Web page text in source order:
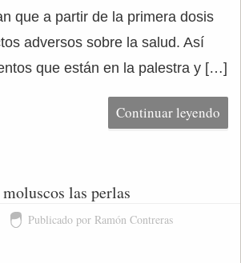
que a partir de la primera dosis
adversos sobre la salud. Así
que están en la palestra y […]
Continuar leyendo
las perlas
Publicado por Ramón Contreras